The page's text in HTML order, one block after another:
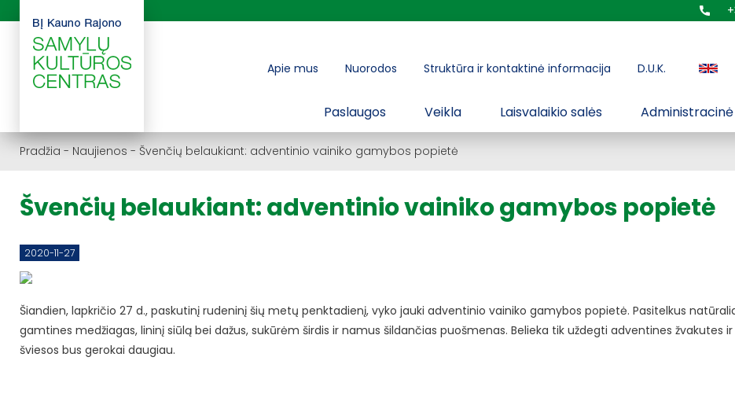
Apie mus Nuorodos Struktūra ir kontaktinė informacija D.U.K.
Paslaugos Veikla Laisvalaikio salės
Pradžia - Naujienos - Švenčių belaukiant: adventinio vainiko gamybos popietė
Švenčių belaukiant: adventinio vainiko gamybos popietė
2020-11-27
Šiandien, lapkričio 27 d., paskutinį rudeninį šių metų penktadienį, vyko jauki adventinio vainiko gamybos popietė. Pasitelkus
gamtines medžiagas, lininį siūlą bei dažus, sukūrėm širdis ir namus šildančias puošmenas. Belieka tik uždegti adventines žvakutes ir
šviesos bus gerokai daugiau.